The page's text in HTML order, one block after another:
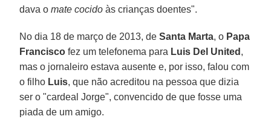
dava omate cocido às crianças doentes".
No dia 18 de março de 2013, deSanta Marta, o Papa
Francisco fez um telefonema para Luis Del United ,
mas o jornaleiro estava ausente e, por isso, falou com
o filho Luis, que não acreditou na pessoa que dizia
ser o "cardeal Jorge", convencido de que fosse uma
piada de um amigo.